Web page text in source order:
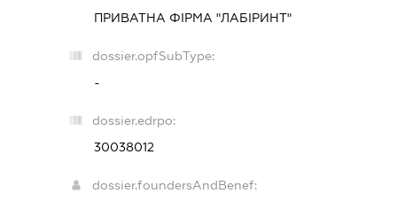
ПРИВАТНА ФІРМА "ЛАБІРИНТ"
dossier.opfSubType:
-
dossier.edrpo:
30038012
dossier.foundersAndBenef: